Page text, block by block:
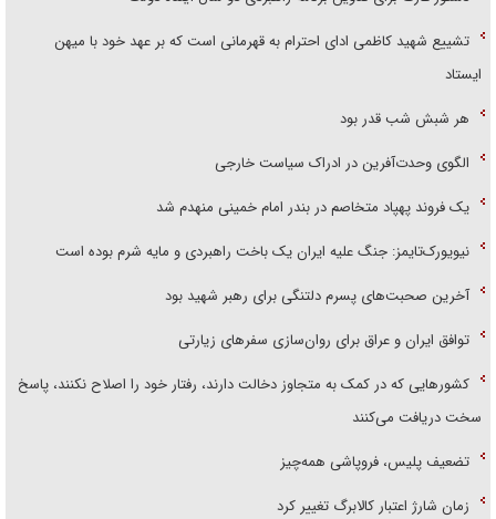
تشییع شهید کاظمی ادای احترام به قهرمانی است که بر عهد خود با میهن
ایستاد
هر شبش شب قدر بود
الگوی وحدت‌آفرین در ادراک سیاست خارجی
یک فروند پهپاد متخاصم در بندر امام خمینی منهدم شد
نیویورک‌تایمز: جنگ علیه ایران یک باخت راهبردی و مایه شرم بوده است
آخرین صحبت‌های پسرم دلتنگی برای رهبر شهید بود
توافق ایران و عراق برای روان‌سازی سفر‌های زیارتی
کشور‌هایی که در کمک به متجاوز دخالت دارند، رفتار خود را اصلاح نکنند، پاسخ
سخت دریافت می‌کنند
تضعیف پلیس، فروپاشی همه‌چیز
زمان شارژ اعتبار کالابرگ تغییر کرد